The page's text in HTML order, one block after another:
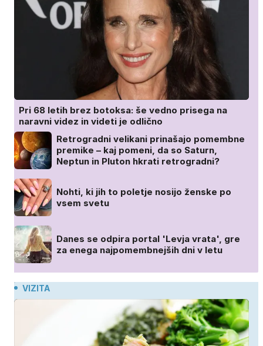
Pri 68 letih brez botoksa: še vedno prisega na
naravni videz in videti je odlično
Retrogradni velikani prinašajo pomembne
premike – kaj pomeni, da so Saturn,
Neptun in Pluton hkrati retrogradni?
Nohti, ki jih to poletje nosijo ženske po
vsem svetu
Danes se odpira portal 'Levja vrata', gre
za enega najpomembnejših dni v letu
VIZITA